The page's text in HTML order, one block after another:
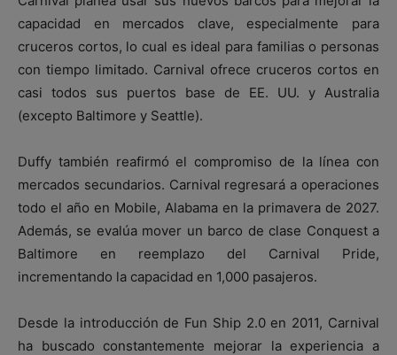
capacidad en mercados clave, especialmente para
cruceros cortos, lo cual es ideal para familias o personas
con tiempo limitado. Carnival ofrece cruceros cortos en
casi todos sus puertos base de EE. UU. y Australia
(excepto Baltimore y Seattle).
Duffy también reafirmó el compromiso de la línea con
mercados secundarios. Carnival regresará a operaciones
todo el año en Mobile, Alabama en la primavera de 2027.
Además, se evalúa mover un barco de clase Conquest a
Baltimore en reemplazo del Carnival Pride,
incrementando la capacidad en 1,000 pasajeros.
Desde la introducción de Fun Ship 2.0 en 2011, Carnival
ha buscado constantemente mejorar la experiencia a